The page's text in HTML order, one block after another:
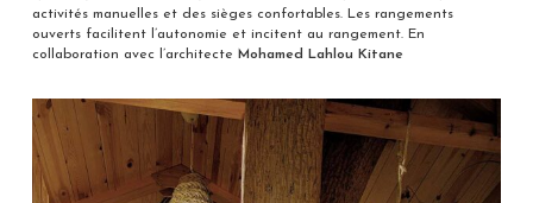
activités manuelles et des sièges confortables. Les rangements
ouverts facilitent l’autonomie et incitent au rangement. En
collaboration avec l’architecte Mohamed Lahlou Kitane